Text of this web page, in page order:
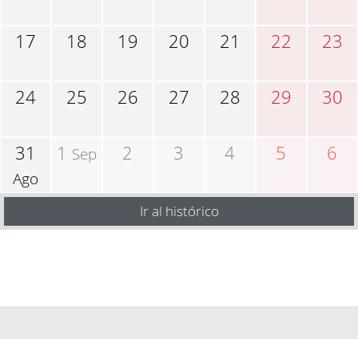
17 18 19 20 21 22 23
24 25 26 27 28 29 30
31
Ago
1 Sep 2 3 4 5 6
Ir al histórico